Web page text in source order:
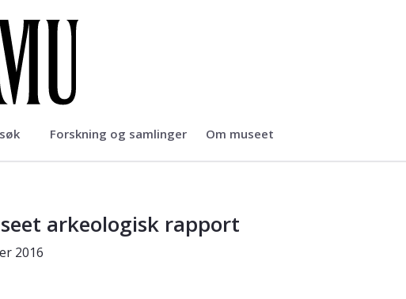
Forskning og samlinger Om museet
arkeologisk rapport
2016